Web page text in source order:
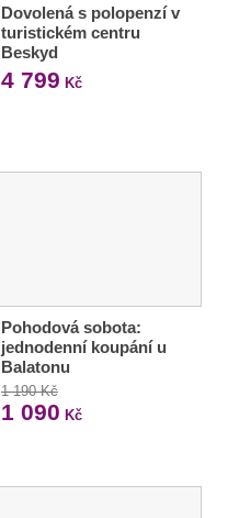
Dovolená s polopenzí v
turistickém centru
Beskyd
4 799 Kč
Pohodová sobota:
jednodenní koupání u
Balatonu
1 190 Kč
1 090 Kč